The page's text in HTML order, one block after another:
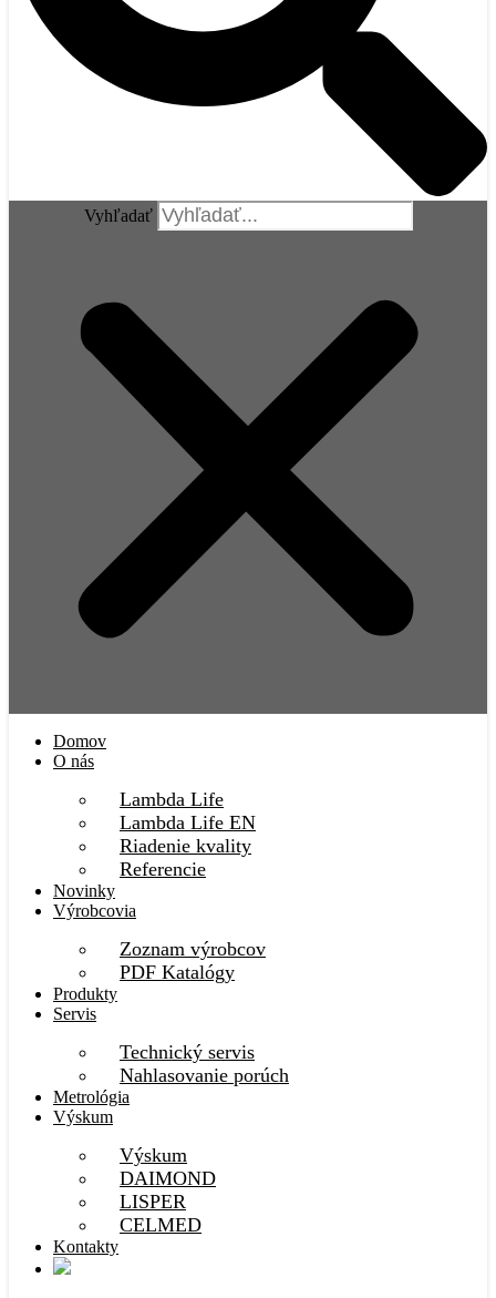
Vyhľadať
Domov
O nás
Lambda Life
Lambda Life EN
Riadenie kvality
Referencie
Novinky
Výrobcovia
Zoznam výrobcov
PDF Katalógy
Produkty
Servis
Technický servis
Nahlasovanie porúch
Metrológia
Výskum
Výskum
DAIMOND
LISPER
CELMED
Kontakty